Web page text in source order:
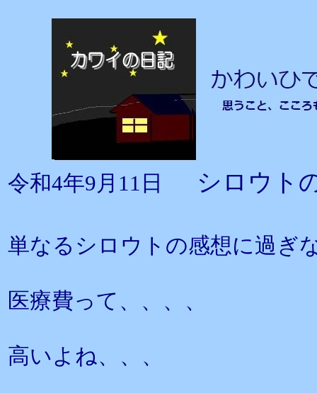
令和4年9月11日 シロウ
単なるシロウトの感想に過ぎ
医療費って、、、、
高いよね、、、